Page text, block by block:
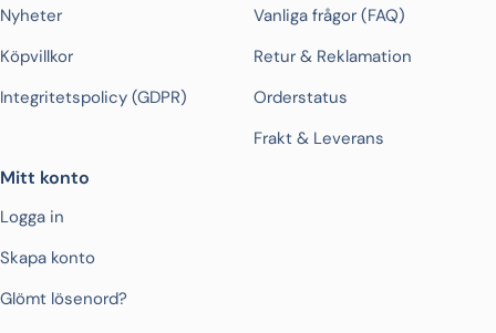
Nyheter
Köpvillkor
Integritetspolicy (GDPR)
Vanliga frågor (FAQ)
Retur & Reklamation
Orderstatus
Frakt & Leverans
Mitt konto
Logga in
Skapa konto
Glömt lösenord?